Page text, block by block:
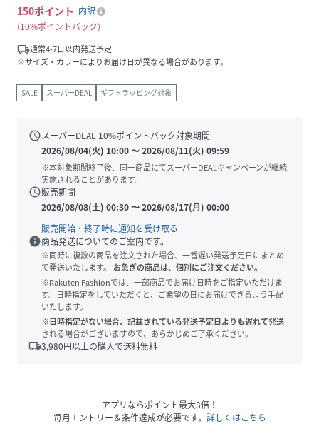
150ポイント 内訳
10%ポイントバック
local_shipping通常4-7日以内発送予定
※サイズ・カラーによりお届け日が異なる場合があります。
SALE スーパーDEAL ギフトラッピング対象
scheduleスーパーDEAL 10%ポイントバック対象期間
2026/08/04(火) 10:00〜2026/08/11(火) 09:59
※本対象期間終了後、同一商品にてスーパーDEALキャンペーンが継続
実施されることがあります。
schedule販売期間
2026/08/08(土) 00:30〜2026/08/17(月) 00:00
販売開始・終了時に通知を受け取る
info商品発送についてのご案内です。
※同時に複数の商品を注文された場合、一番遅い発送予定日にまとめ
て発送いたします。
お急ぎの商品は、個別にご注文ください。
※Rakuten Fashionでは、一部商品でお届け日時をご指定いただけま
す。日時指定をしていただくと、ご希望の日にお届けできるよう手配
いたします。
※日時指定がない場合、記載されている発送予定日よりも遅れて発送
される場合がございますので、あらかじめご了承ください。
local_shipping3,980円以上の購入で送料無料
アプリならポイント最大3倍！
毎月エントリー＆条件達成が必要です。 詳しくはこちら